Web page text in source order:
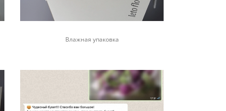
Влажная упаковка